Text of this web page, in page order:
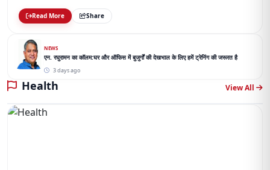
Read More Share
NEWS
एन. रघुरामन का कॉलम:घर और ऑफिस में बुजुर्गों की देखभाल के लिए हमें ट्रेनिंग की जरूरत है
3 days ago
Health View All